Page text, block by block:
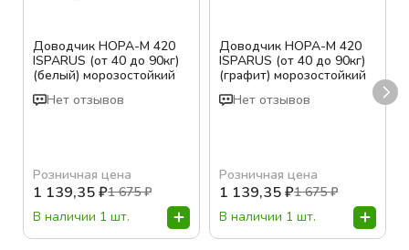
Доводчик НОРА-М 420
ISPARUS (от 40 до 90кг)
(белый) морозостойкий
Нет отзывов
Розничная цена
1 139,35₽1 675₽
В наличии 1 шт.
Доводчик НОРА-М 420
ISPARUS (от 40 до 90кг)
(графит) морозостойкий
Нет отзывов
Розничная цена
1 139,35₽1 675₽
В наличии 1 шт.